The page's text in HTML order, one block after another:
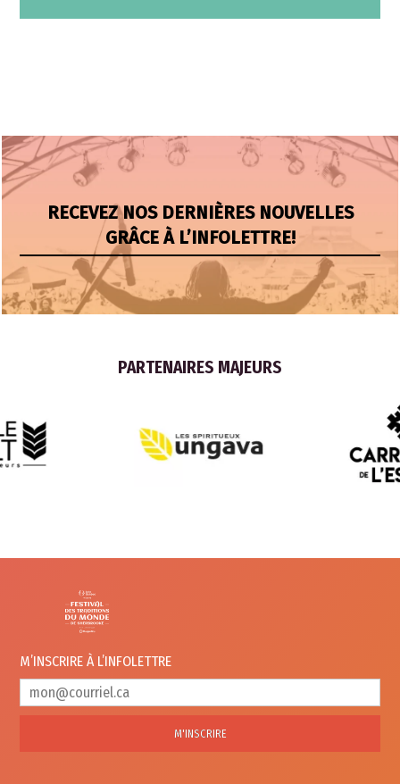
RECEVEZ NOS DERNIÈRES NOUVELLES
GRÂCE À L’INFOLETTRE!
PARTENAIRES MAJEURS
M’INSCRIRE À L’INFOLETTRE
M'INSCRIRE